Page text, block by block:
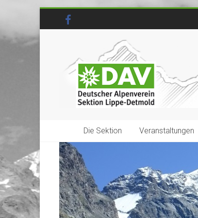
Die Sektion Veranstaltungen